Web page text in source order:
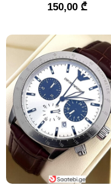
150,00 ₾